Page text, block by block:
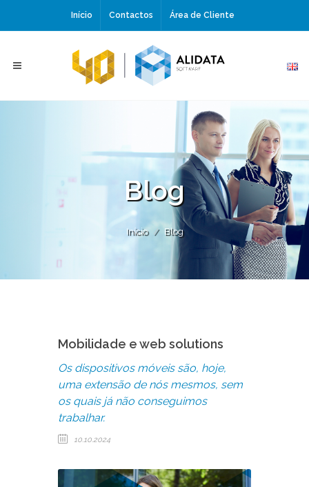
Início Contactos Área de Cliente
Blog
Início Blog
Mobilidade e web solutions
Os dispositivos móveis são, hoje,
uma extensão de nós mesmos, sem
os quais já não conseguimos
trabalhar.
10.10.2024